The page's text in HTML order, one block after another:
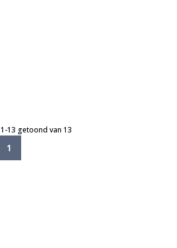
1-13 getoond van 13
1